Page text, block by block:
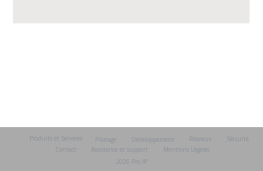
Produits et Services Pilotage Développement Réseaux
Sécurité
Contact
Assistance et support
Mentions Légales
2026 Pro IP